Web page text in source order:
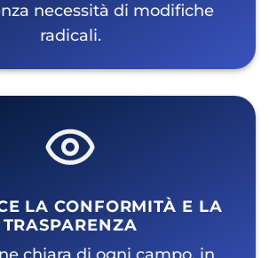
necessità di modifiche
radicali.
LA CONFORMITÀ E LA
TRASPARENZA
chiara di ogni campo, in